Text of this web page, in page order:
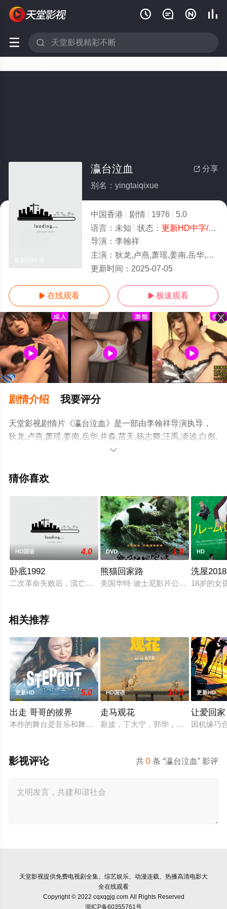
   
 
 分享
瀛台泣血
别名：yingtaiqixue
中国香港 剧情 1976
5.0
语言： 未知 状态： 更新HD中字/高清
导演： 李翰祥
主演： 狄龙,卢燕,萧瑶,姜南,岳华,井淼,苗天,杨志卿,汪禹,
更新时间： 2025-07-05
 在线观看  极速观看
剧情介绍 我要评分
天堂影视剧情片《瀛台泣血》是一部由李翰祥导演执导，
狄龙,卢燕,萧瑶,姜南,岳华,井淼,苗天,杨志卿,汪禹,凌波,白彪,
吴孟达,王憾尘,江毅,陈萍,金天柱,张石庵,顧占熊,林源,胡茵
劳等明星演员精彩演绎的中国香港电影，手机免费观看高
可移步至豆瓣电影、电视猫或剧情网等平台了解。

猜你喜欢
HD国语 4.0
卧底1992
二次革命失败后，流亡在日本的孙中山先生组建中华革命党，
DVD 1.0
熊猫回家路
美国华特·迪士尼影片公司发行《熊
HD
洗屋2018
18岁的女
相关推荐
更新HD 5.0
出走 哥哥的彼界
本作的舞台是音乐和舞蹈融入生活的冲绳。与母亲朱音、妹妹
HD国语 10.0
走马观花
新波，丁大宁，郭华，程一木他们毕
更新HD
让爱回家
因机缘巧
共0 条 “瀛台泣血” 影评
影视评论
天堂影视提供免费电视剧全集、综艺娱乐、动漫连载、热播高清电影大
全在线观看
Copyright © 2022 cqxqgjg.com All Rights Reserved
浙ICP备60355761号